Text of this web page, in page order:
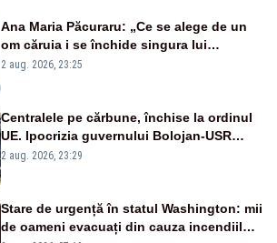
Ana Maria Păcuraru: „Ce se alege de un
om căruia i se închide singura lui
portiță?”
2 aug. 2026, 23:25
Centralele pe cărbune, închise la ordinul
UE. Ipocrizia guvernului Bolojan-USR
după starea de alertă
2 aug. 2026, 23:29
Stare de urgență în statul Washington: mii
de oameni evacuați din cauza incendiilor